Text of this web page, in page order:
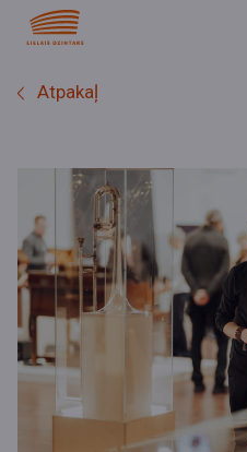
Atpakaļ